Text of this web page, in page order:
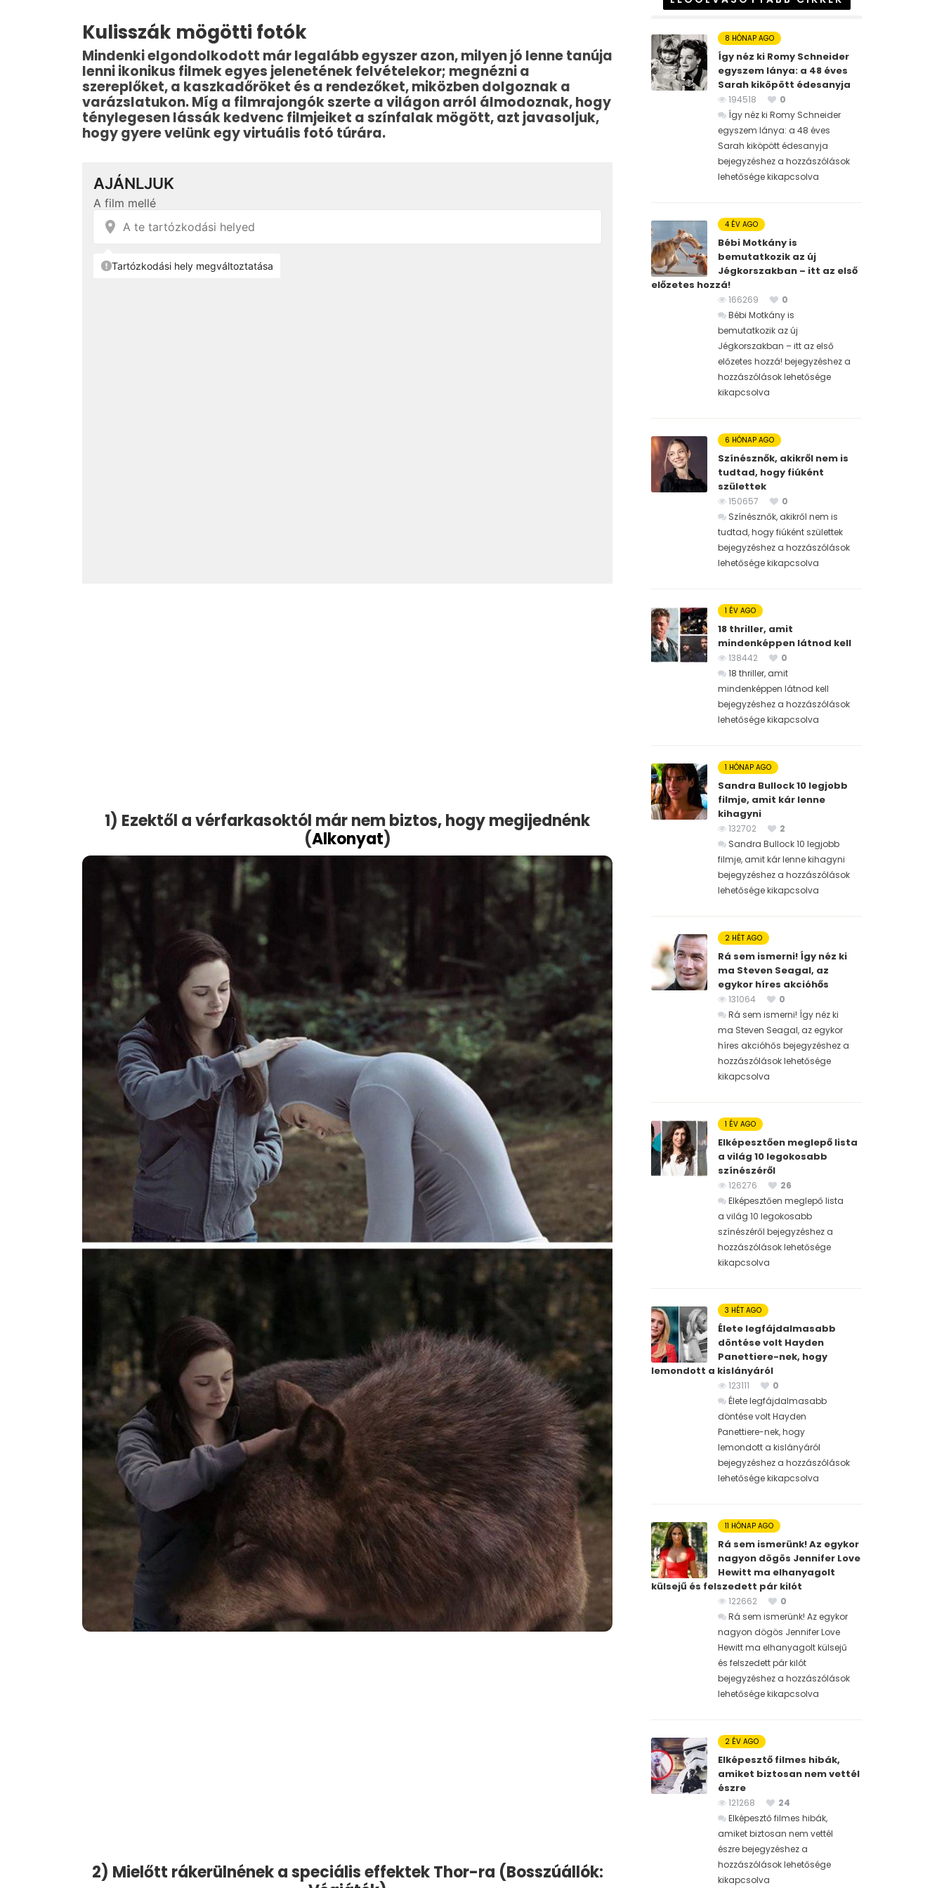
Kulisszák mögötti fotók
Mindenki elgondolkodott már legalább egyszer azon, milyen jó lenne tanúja
lenni ikonikus filmek egyes jelenetének felvételekor; megnézni a
szereplőket, a kaszkadőröket és a rendezőket, miközben dolgoznak a
varázslatukon. Míg a filmrajongók szerte a világon arról álmodoznak, hogy
ténylegesen lássák kedvenc filmjeiket a színfalak mögött, azt javasoljuk,
hogy gyere velünk egy virtuális fotó túrára.
1) Ezektől a vérfarkasoktól már nem biztos, hogy megijednénk
(Alkonyat)
2) Mielőtt rákerülnének a speciális effektek Thor-ra (Bosszúállók:
8 HÓNAP AGO
Így néz ki Romy Schneider
egyszem lánya: a 48 éves
Sarah kiköpött édesanyja
194518
0
Így néz ki Romy Schneider
egyszem lánya: a 48 éves
Sarah kiköpött édesanyja
bejegyzéshez a hozzászólások
lehetősége kikapcsolva
4 ÉV AGO
Bébi Motkány is
bemutatkozik az új
Jégkorszakban – itt az első
előzetes hozzá!
166269
0
Bébi Motkány is
bemutatkozik az új
Jégkorszakban – itt az első
előzetes hozzá! bejegyzéshez a
hozzászólások lehetősége
kikapcsolva
6 HÓNAP AGO
Színésznők, akikről nem is
tudtad, hogy fiúként
születtek
150657
0
Színésznők, akikről nem is
tudtad, hogy fiúként születtek
bejegyzéshez a hozzászólások
lehetősége kikapcsolva
1 ÉV AGO
18 thriller, amit
mindenképpen látnod kell
138442
0
18 thriller, amit
mindenképpen látnod kell
bejegyzéshez a hozzászólások
lehetősége kikapcsolva
1 HÓNAP AGO
Sandra Bullock 10 legjobb
filmje, amit kár lenne
kihagyni
132702
2
Sandra Bullock 10 legjobb
filmje, amit kár lenne kihagyni
bejegyzéshez a hozzászólások
lehetősége kikapcsolva
2 HÉT AGO
Rá sem ismerni! Így néz ki
ma Steven Seagal, az
egykor híres akcióhős
131064
0
Rá sem ismerni! Így néz ki
ma Steven Seagal, az egykor
híres akcióhős bejegyzéshez a
hozzászólások lehetősége
kikapcsolva
1 ÉV AGO
Elképesztően meglepő lista
a világ 10 legokosabb
színészéről
126276
26
Elképesztően meglepő lista
a világ 10 legokosabb
színészéről bejegyzéshez a
hozzászólások lehetősége
kikapcsolva
3 HÉT AGO
Élete legfájdalmasabb
döntése volt Hayden
Panettiere-nek, hogy
lemondott a kislányáról
123111
0
Élete legfájdalmasabb
döntése volt Hayden
Panettiere-nek, hogy
lemondott a kislányáról
bejegyzéshez a hozzászólások
lehetősége kikapcsolva
11 HÓNAP AGO
Rá sem ismerünk! Az egykor
nagyon dögös Jennifer Love
Hewitt ma elhanyagolt
külsejű és felszedett pár kilót
122662
0
Rá sem ismerünk! Az egykor
nagyon dögös Jennifer Love
Hewitt ma elhanyagolt külsejű
és felszedett pár kilót
bejegyzéshez a hozzászólások
lehetősége kikapcsolva
2 ÉV AGO
Elképesztő filmes hibák,
amiket biztosan nem vettél
észre
121268
24
Elképesztő filmes hibák,
amiket biztosan nem vettél
észre bejegyzéshez a
hozzászólások lehetősége
kikapcsolva